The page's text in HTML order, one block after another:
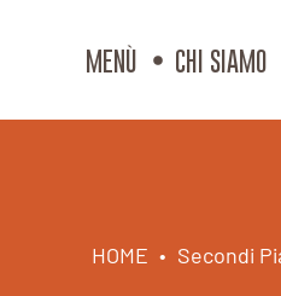
MENÙ CHI SIAMO
HOME • Secondi